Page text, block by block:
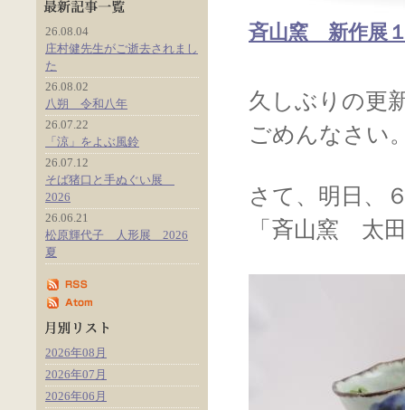
斉山窯 新作展
久しぶりの更
ごめんなさい
さて、明日、
「斉山窯 太
26.08.04
庄村健先生がご逝去されまし
た
26.08.02
八朔 令和八年
26.07.22
「涼」をよぶ風鈴
26.07.12
そば猪口と手ぬぐい展
2026
26.06.21
松原輝代子 人形展 2026
夏
2026年08月
2026年07月
2026年06月